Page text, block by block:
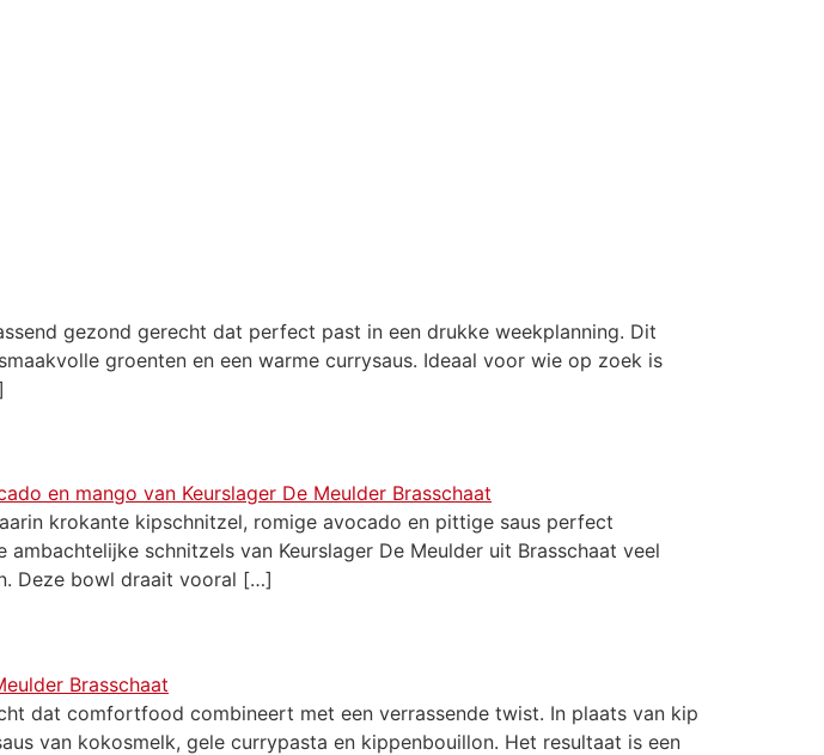
gezond gerecht dat perfect past in een drukke weekplanning. Dit
groenten en een warme currysaus. Ideaal voor wie op zoek is
krokante kipschnitzel, romige avocado en pittige saus perfect
schnitzels van Keurslager De Meulder uit Brasschaat veel
Deze bowl draait vooral […]
dat comfortfood combineert met een verrassende twist. In plaats van kip
van kokosmelk, gele currypasta en kippenbouillon. Het resultaat is een